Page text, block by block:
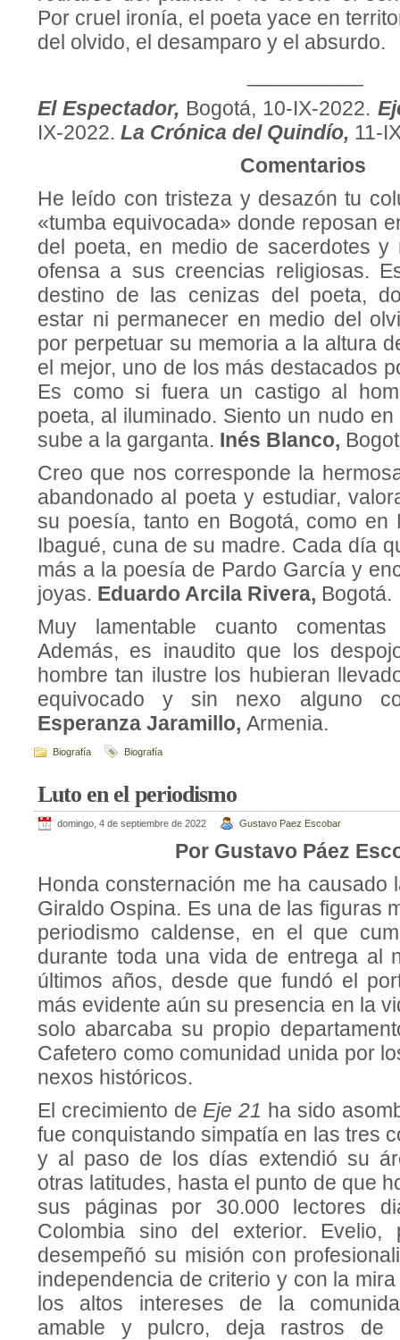
Por cruel ironía, el poeta yace en
del olvido, el desamparo y el absurdo.
El Espectador, Bogotá, 10-IX-2022.
IX-2022. La Crónica del Quindío, 11-
Comentarios
He leído con tristeza y desazón tu
«tumba equivocada» donde reposan
del poeta, en medio de sacerdotes y
ofensa a sus creencias religiosas.
destino de las cenizas del poeta,
estar ni permanecer en medio del
por perpetuar su memoria a la altura
el mejor, uno de los más destacados
Es como si fuera un castigo al
poeta, al iluminado. Siento un nudo
sube a la garganta. Inés Blanco,
Creo que nos corresponde la
abandonado al poeta y estudiar,
su poesía, tanto en Bogotá, como en
Ibagué, cuna de su madre. Cada día
más a la poesía de Pardo García y
joyas. Eduardo Arcila Rivera, Bogotá.
Muy lamentable cuanto
Además, es inaudito que los
hombre tan ilustre los hubieran
equivocado y sin nexo alguno
Esperanza Jaramillo, Armenia.
Biografía Biografía
Luto en el periodismo
domingo, 4 de septiembre de 2022 Gustavo Paez Escobar
Por Gustavo Páez
Honda consternación me ha causado
Giraldo Ospina. Es una de las figuras
periodismo caldense, en el que
durante toda una vida de entrega al
últimos años, desde que fundó el
más evidente aún su presencia en la
solo abarcaba su propio
Cafetero como comunidad unida por
nexos históricos.
El crecimiento deEje 21 ha sido
fue conquistando simpatía en las tres
y al paso de los días extendió su
otras latitudes, hasta el punto de que
sus páginas por 30.000 lectores
Colombia sino del exterior. Evelio,
desempeñó su misión con
independencia de criterio y con la
los altos intereses de la
amable y pulcro, deja rastros de